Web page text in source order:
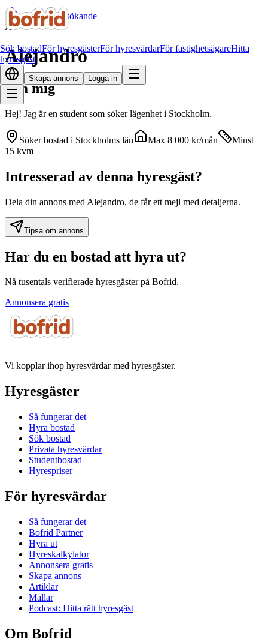
Sök bostadFör hyresgästerFör hyresvärdarFör fastighetsägareHitta
hyresgäst
Skapa annons Logga in
Alla bostadssökande
A
Alejandro
Om mig
Hej! Jag är en student som söker lägenhet i Stockholm.
Söker bostad i Stockholms län Max 8 000 kr/mån
Minst
15 kvm
Intresserad av denna hyresgäst?
Dela din annons med Alejandro, de får ett mejl med detaljerna.
Tipsa om annons
Har du en bostad att hyra ut?
Nå tusentals verifierade hyresgäster på Bofrid.
Annonsera gratis
Vi kopplar ihop hyresvärdar med hyresgäster.
Hyresgäster
Så fungerar det
Hyra bostad
Sök bostad
Privata hyresvärdar
Studentbostad
Hyrespriser
För hyresvärdar
Så fungerar det
Bofrid Partner
Hyra ut
Hyreskalkylator
Annonsera gratis
Skapa annons
Artiklar
Mallar
Podcast: Hitta rätt hyresgäst
Om Bofrid